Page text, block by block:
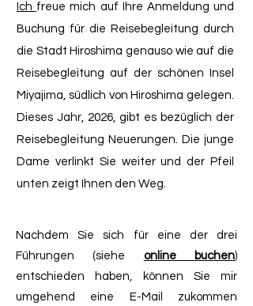
Ich freue mich auf Ihre Anmeldung und
Buchung für die Reisebegleitung durch
die Stadt Hiroshima genauso wie auf die
Reisebegleitung auf der schönen Insel
Miyajima, südlich von Hiroshima gelegen.
Dieses Jahr, 2026, gibt es bezüglich der
Reisebegleitung Neuerungen. Die junge
Dame verlinkt Sie weiter und der Pfeil
unten zeigt Ihnen den Weg.
Nachdem Sie sich für eine der drei
Führungen (siehe online buchen)
entschieden haben, können Sie mir
umgehend eine E-Mail zukommen